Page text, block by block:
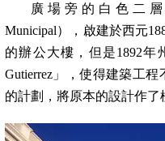
廣場旁的白色二
Municipal），啟建於西元
的辦公大樓，但是1892年
Gutierrez 」，使得建築工
的計劃，將原本的設計作了